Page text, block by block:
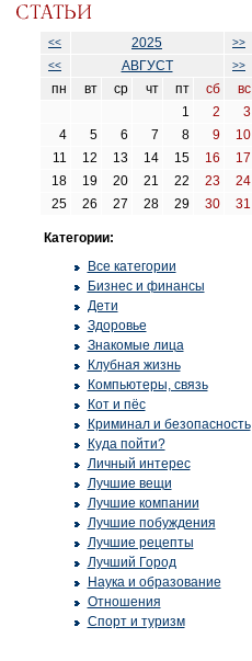
<< 2025
>>
<<
АВГУСТ >>
пн вт ср чт пт сб
вс
1
2
3
4
5 6 7 8 9
10
11
12 13 14 15 16
17
18
19 20 21 22 23
24
25
26 27 28 29 30 31
Категории:
Все категории
Бизнес и финансы
Дети
Здоровье
Знакомые лица
Клубная жизнь
Компьютеры, связь
Кот и пёс
Криминал и безопасность
Куда пойти?
Личный интерес
Лучшие вещи
Лучшие компании
Лучшие побуждения
Лучшие рецепты
Лучший Город
Наука и образование
Отношения
Спорт и туризм